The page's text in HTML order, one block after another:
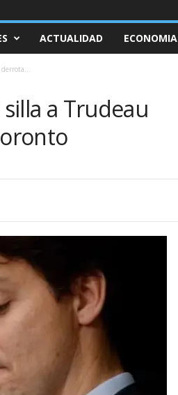
ACTUALIDAD ECONOMIA
a Trudeau